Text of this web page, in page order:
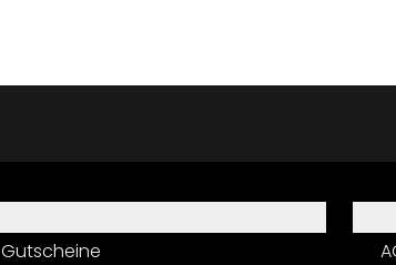
Gutscheine